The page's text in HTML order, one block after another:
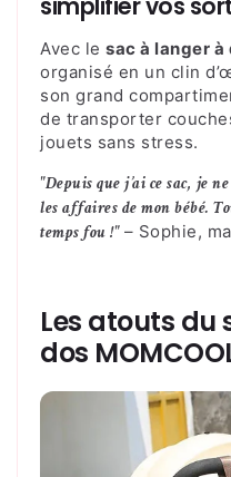
simplifier vos
Avec le sac à langer à
organisé en un clin
son grand
de transporter
jouets sans stress.
"Depuis que j’ai ce sac, je
les affaires de mon bébé.
temps fou !"– Sophie,
Les atouts du
dos